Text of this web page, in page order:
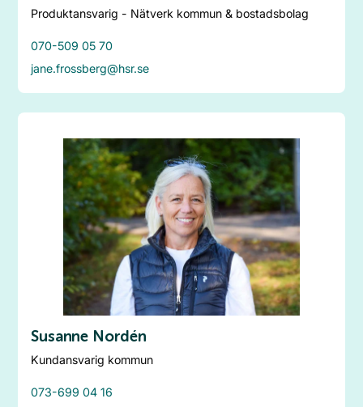
Produktansvarig - Nätverk kommun & bostadsbolag
070-509 05 70
jane.frossberg@hsr.se
Susanne Nordén
Kundansvarig kommun
073-699 04 16